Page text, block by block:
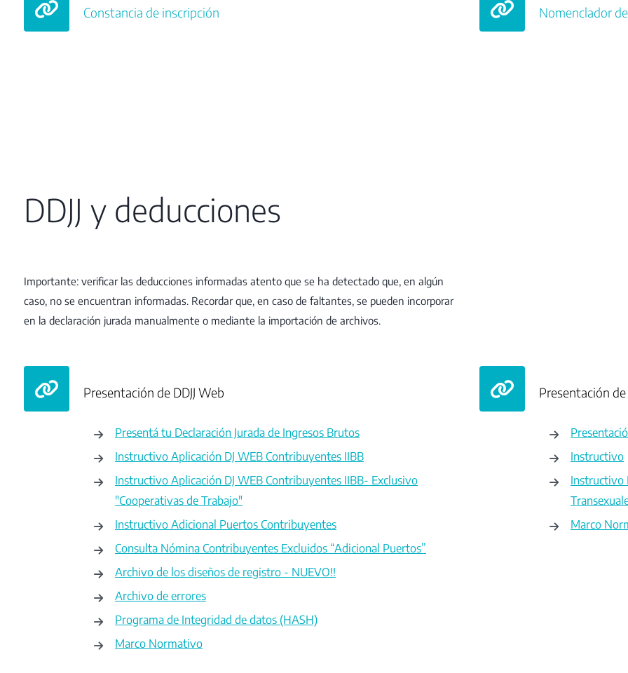
Constancia de inscripción Nomenclador
DDJJ y deducciones
Importante: verificar las deducciones informadas atento que se ha detectado que, en algún
caso, no se encuentran informadas. Recordar que, en caso de faltantes, se pueden incorporar
en la declaración jurada manualmente o mediante la importación de archivos.
Presentación de DDJJ Web
Presentá tu Declaración Jurada de Ingresos Brutos
Instructivo Aplicación DJ WEB Contribuyentes IIBB
Instructivo Aplicación DJ WEB Contribuyentes IIBB- Exclusivo
"Cooperativas de Trabajo"
Instructivo Adicional Puertos Contribuyentes
Consulta Nómina Contribuyentes Excluidos “Adicional Puertos”
Archivo de los diseños de registro - NUEVO!!
Archivo de errores
Programa de Integridad de datos (HASH)
Marco Normativo
Presentación de
Instructivo
Instructivo
Marco